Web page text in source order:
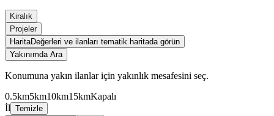
Kiralık
Projeler
HaritaDeğerleri ve ilanları tematik haritada görün
Yakınımda Ara
Konumuna yakın ilanlar için yakınlık mesafesini seç.
0.5km5km10km15kmKapalı
İl Temizle